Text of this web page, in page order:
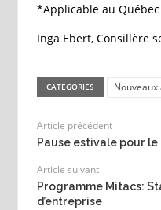
*Applicable au
Inga Ebert, Consillère
CATEGORIES Nouveaux
Article précédent
Pause estivale pour le
Article suivant
Programme Mitacs:
d’entreprise